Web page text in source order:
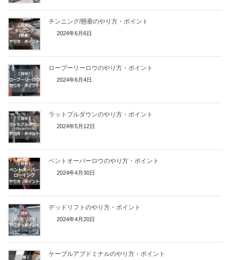
チンニング/懸垂のやり方・ポイント
2024年6月6日
ロープーリーロウのやり方・ポイント
2024年6月4日
ラットプルダウンのやり方・ポイント
2024年5月12日
ベントオーバーロウのやり方・ポイント
2024年4月30日
デッドリフトのやり方・ポイント
2024年4月20日
ケーブルアブドミナルのやり方・ポイント